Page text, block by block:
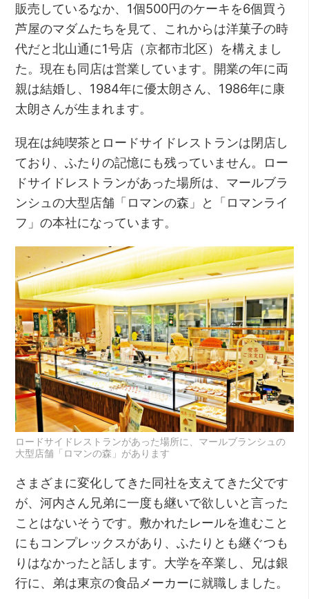
販売しているなか、1個500円のケーキを6個買う
芦屋のマダムたちを見て、これからは洋菓子の時
代だと北山通に1号店（京都市北区）を構えまし
た。現在も同店は営業しています。開業の年に両
親は結婚し、1984年に優太朗さん、1986年に康
太朗さんが生まれます。
現在は純喫茶とロードサイドレストランは閉店し
ており、ふたりの記憶にも残っていません。ロー
ドサイドレストランがあった場所は、マールブラ
ンシュの大型店舗「ロマンの森」と「ロマンライ
フ」の本社になっています。
ロードサイドレストランがあった場所に、マールブランシュの
大型店舗「ロマンの森」があります
さまざまに変化してきた同社を支えてきた父です
が、河内さん兄弟に一度も継いで欲しいと言った
ことはないそうです。敷かれたレールを進むこと
にもコンプレックスがあり、ふたりとも継ぐつも
りはなかったと話します。大学を卒業し、兄は銀
行に、弟は東京の食品メーカーに就職しました。